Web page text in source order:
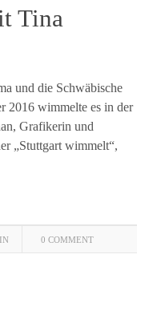
Tina
und die Schwäbische
2016 wimmelte es in der
Grafikerin und
„Stuttgart wimmelt“,
0 COMMENT